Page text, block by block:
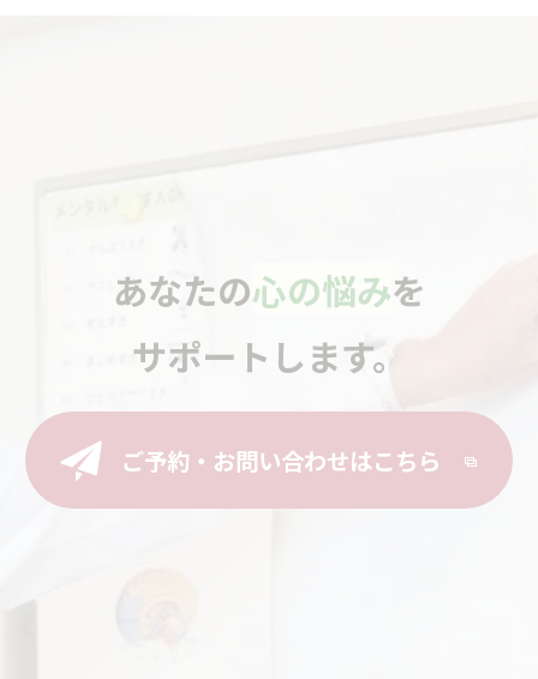
あなたの心の悩みを
サポートします。
ご予約・お問い合わせはこちら